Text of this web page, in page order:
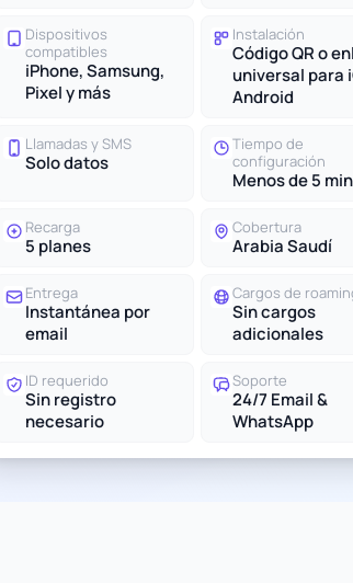
Dispositivos
compatibles
iPhone, Samsung,
Pixel y más
Instalación
Código QR o
universal para
Android
Llamadas y SMS
Solo datos
Tiempo de
configuración
Menos de 5
Recarga
5 planes
Cobertura
Arabia Saudí
Entrega
Instantánea por
email
Cargos de
Sin cargos
adicionales
ID requerido
Sin registro
necesario
Soporte
24/7 Email &
WhatsApp